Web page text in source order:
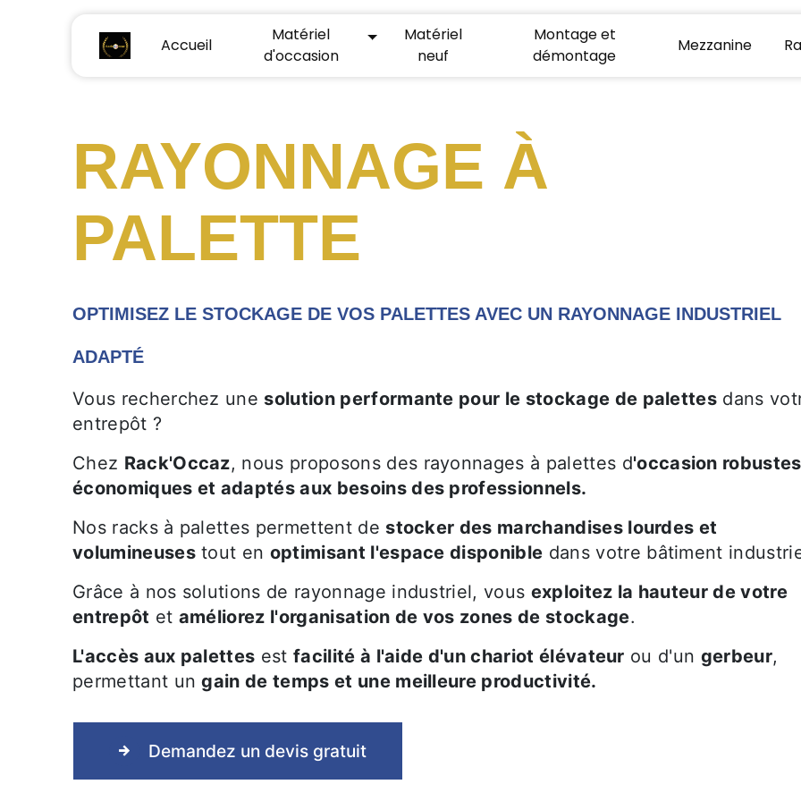
Accueil
Matériel
d'occasion
Matériel
neuf
Montage et
démontage
Mezzanine
RAYONNAGE À
PALETTE
OPTIMISEZ LE STOCKAGE DE VOS PALETTES AVEC UN RAYONNAGE INDUSTRIEL
ADAPTÉ
Vous recherchez une solution performante pour le stockage de palettes dans
entrepôt ?
Chez Rack'Occaz, nous proposons des rayonnages à palettes d'occasion
économiques et adaptés aux besoins des professionnels.
Nos racks à palettes permettent de stocker des marchandises lourdes et
volumineusestout en optimisant l'espace disponible dans votre bâtiment
Grâce à nos solutions de rayonnage industriel, vous exploitez la hauteur de votre
entrepôt et améliorez l'organisation de vos zones de stockage.
L'accès aux palettes estfacilité à l'aide d'un chariot élévateur ou d'un gerbeur,
permettant ungain de temps et une meilleure productivité.
Demandez un devis gratuit